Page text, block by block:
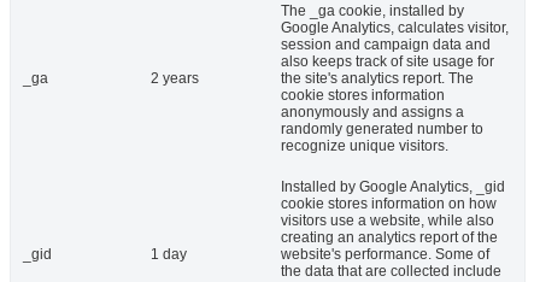
_ga 2 years
The _ga cookie, installed by
Google Analytics, calculates visitor,
session and campaign data and
also keeps track of site usage for
the site's analytics report. The
cookie stores information
anonymously and assigns a
randomly generated number to
recognize unique visitors.
_gid 1 day
Installed by Google Analytics, _gid
cookie stores information on how
visitors use a website, while also
creating an analytics report of the
website's performance. Some of
the data that are collected include